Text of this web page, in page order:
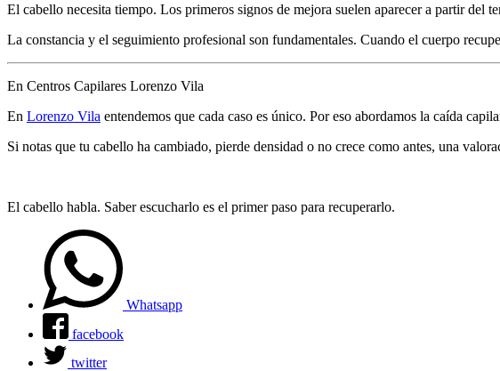
El cabello necesita tiempo. Los primeros signos de mejora suelen aparecer a partir del
La constancia y el seguimiento profesional son fundamentales. Cuando el cuerpo
En Centros Capilares Lorenzo Vila
En Lorenzo Vila entendemos que cada caso es único. Por eso abordamos la caída
Si notas que tu cabello ha cambiado, pierde densidad o no crece como antes, una
El cabello habla. Saber escucharlo es el primer paso para recuperarlo.
Whatsapp
facebook
twitter